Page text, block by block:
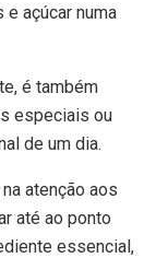
açúcar numa
é também
especiais ou
de um dia.
atenção aos
até ao ponto
essencial,